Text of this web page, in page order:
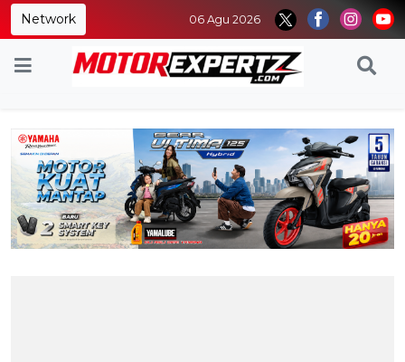
Network 06 Agu 2026